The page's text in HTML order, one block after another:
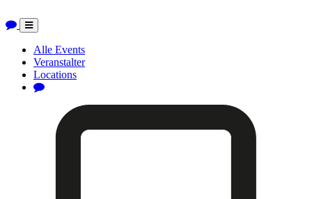
Toggle
navigation
Alle Events
Veranstalter
Locations